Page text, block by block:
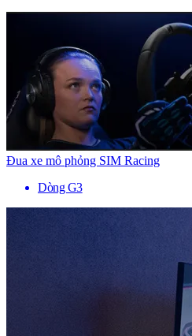
Đua xe mô phỏng SIM Racing
Dòng G3